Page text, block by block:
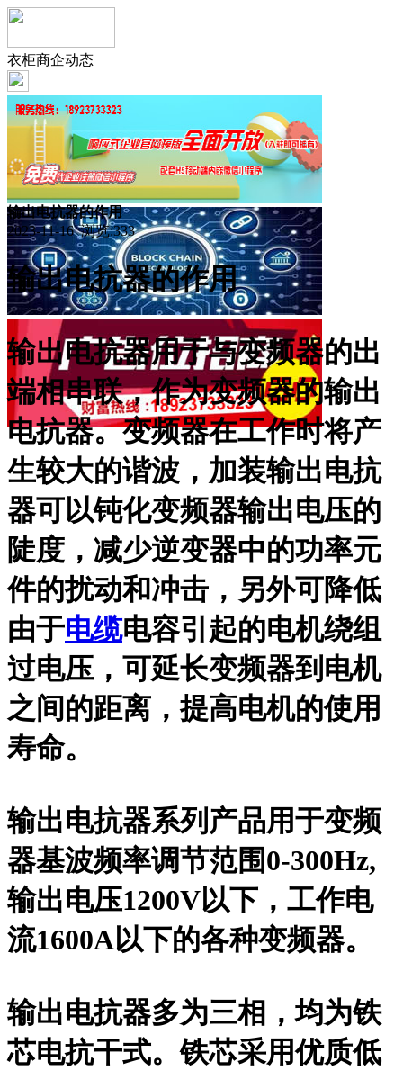
衣柜商企动态
输出电抗器的作用
2023-11-16 浏览:333
输出电抗器的作用
输出电抗器用于与变频器的出
端相串联，作为变频器的输出
电抗器。变频器在工作时将产
生较大的谐波，加装输出电抗
器可以钝化变频器输出电压的
陡度，减少逆变器中的功率元
件的扰动和冲击，另外可降低
由于电缆电容引起的电机绕组
过电压，可延长变频器到电机
之间的距离，提高电机的使用
寿命。
输出电抗器系列产品用于变频
器基波频率调节范围0-300Hz,
输出电压1200V以下，工作电
流1600A以下的各种变频器。
输出电抗器多为三相，均为铁
芯电抗干式。铁芯采用优质低